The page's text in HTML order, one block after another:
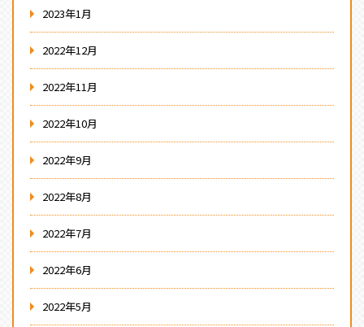
2023年1月
2022年12月
2022年11月
2022年10月
2022年9月
2022年8月
2022年7月
2022年6月
2022年5月